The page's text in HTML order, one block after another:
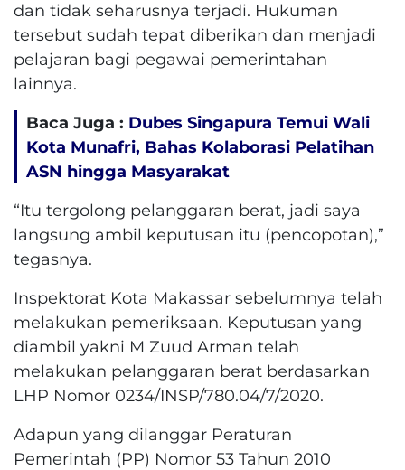
dan tidak seharusnya terjadi. Hukuman
tersebut sudah tepat diberikan dan menjadi
pelajaran bagi pegawai pemerintahan
lainnya.
Baca Juga : Dubes Singapura Temui Wali
Kota Munafri, Bahas Kolaborasi Pelatihan
ASN hingga Masyarakat
“Itu tergolong pelanggaran berat, jadi saya
langsung ambil keputusan itu (pencopotan),”
tegasnya.
Inspektorat Kota Makassar sebelumnya telah
melakukan pemeriksaan. Keputusan yang
diambil yakni M Zuud Arman telah
melakukan pelanggaran berat berdasarkan
LHP Nomor 0234/INSP/780.04/7/2020.
Adapun yang dilanggar Peraturan
Pemerintah (PP) Nomor 53 Tahun 2010